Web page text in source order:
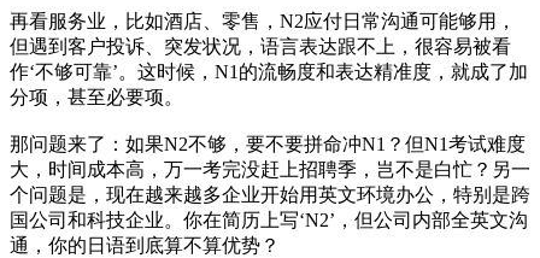
再看服务业，比如酒店、零售，N2应付日常沟通可能够用，
但遇到客户投诉、突发状况，语言表达跟不上，很容易被看
作‘不够可靠’。这时候，N1的流畅度和表达精准度，就成了加
分项，甚至必要项。
那问题来了：如果N2不够，要不要拼命冲N1？但N1考试难度
大，时间成本高，万一考完没赶上招聘季，岂不是白忙？另一
个问题是，现在越来越多企业开始用英文环境办公，特别是跨
国公司和科技企业。你在简历上写‘N2’，但公司内部全英文沟
通，你的日语到底算不算优势？